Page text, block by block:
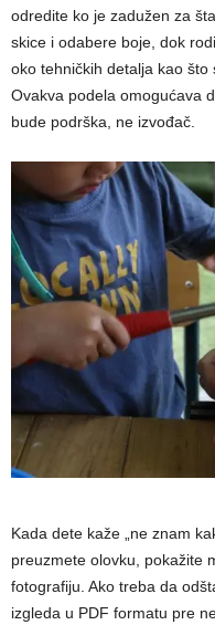
odredite ko je zadužen za
skice i odabere boje, dok
oko tehničkih detalja kao
Ovakva podela omogućava
bude podrška, ne izvođač.
Kada dete kaže „ne znam
preuzmete olovku, pokažite
fotografiju. Ako treba da
izgleda u PDF formatu pre